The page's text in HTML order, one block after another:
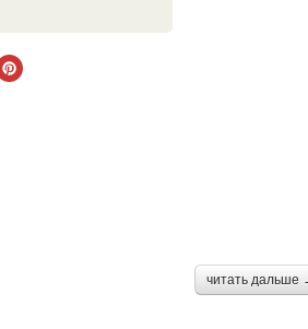
читать дальше